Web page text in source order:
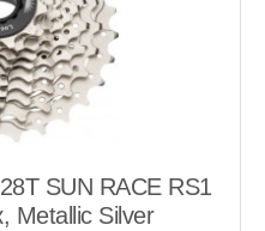
SUN RACE RS1
Metallic Silver